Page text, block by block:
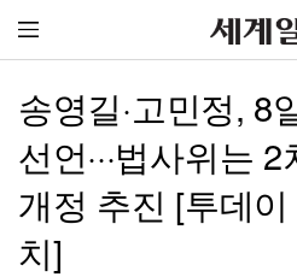
송영길·고민정, 8
선언···법사위는
개정 추진 [투데
치]